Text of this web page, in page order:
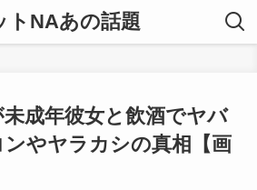
トNAあの話題
成年彼女と飲酒でヤバ
ンやヤラカシの真相【画